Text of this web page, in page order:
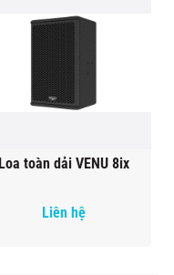
Loa toàn dải VENU 8ix
Liên hệ